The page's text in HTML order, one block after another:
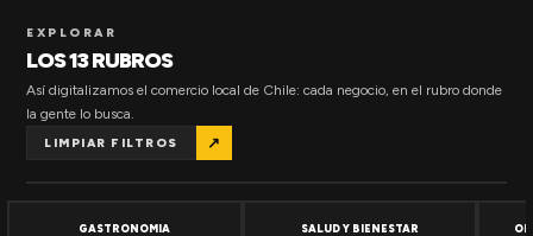
EXPLORAR
LOS 13 RUBROS
Así digitalizamos el comercio local de Chile: cada negocio, en el rubro donde
la gente lo busca.
LIMPIAR FILTROS ↗
GASTRONOMIA SALUD Y BIENESTAR